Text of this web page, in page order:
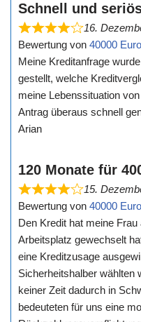
Schnell und
16.
Bewertung von 40000
Meine Kreditanfrage
gestellt, welche
meine Lebenssituation
Antrag überaus schnell
Arian
120 Monate für
15.
Bewertung von 40000
Den Kredit hat meine
Arbeitsplatz gewechselt
eine Kreditzusage
Sicherheitshalber wählten
keiner Zeit dadurch in
bedeuteten für uns eine